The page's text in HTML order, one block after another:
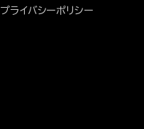
プライバシーポリシー